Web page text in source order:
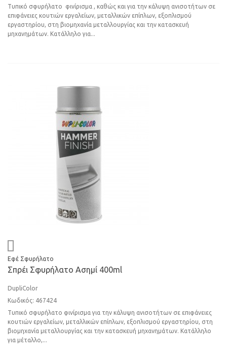
Τυπικό σφυρήλατο φινίρισμα , καθώς και για την κάλυψη ανισοτήτων σε
επιφάνειες κουτιών εργαλείων, μεταλλικών επίπλων, εξοπλισμού
εργαστηρίου, στη βιομηχανία μεταλλουργίας και την κατασκευή
μηχανημάτων. Κατάλληλο για...
Εφέ Σφυρήλατο
Σπρέι Σφυρήλατο Ασημί 400ml
DupliColor
Κωδικός: 467424
Τυπικό σφυρήλατο φινίρισμα για την κάλυψη ανισοτήτων σε επιφάνειες
κουτιών εργαλείων, μεταλλικών επίπλων, εξοπλισμού εργαστηρίου, στη
βιομηχανία μεταλλουργίας και την κατασκευή μηχανημάτων. Κατάλληλο
για μέταλλο,...